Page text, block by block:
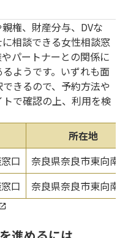
権、財産分与、DVな
相談できる女性相談窓
パートナーとの関係に
ようです。いずれも面
きるので、予約方法や
で確認の上、利用を検
所在地
口
奈良県奈良市東向南
口
奈良県奈良市東向南